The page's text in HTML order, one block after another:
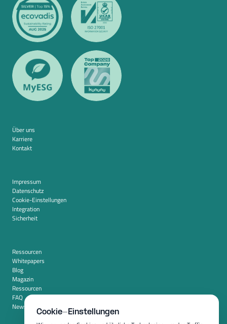
Über uns
Karriere
Kontakt
Impressum
Datenschutz
Cookie-Einstellungen
Integration
Sicherheit
Ressourcen
Whitepapers
Blog
Magazin
Ressourcen
FAQ
Newsroom
Cookie-Einstellungen